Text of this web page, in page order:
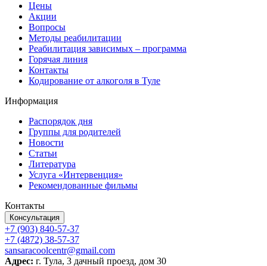
Цены
Акции
Вопросы
Методы реабилитации
Реабилитация зависимых – программа
Горячая линия
Контакты
Кодирование от алкоголя в Туле
Информация
Распорядок дня
Группы для родителей
Новости
Статьи
Литература
Услуга «Интервенция»
Рекомендованные фильмы
Контакты
Консультация
+7 (903) 840-57-37
+7 (4872) 38-57-37
sansaracoolcentr@gmail.com
Адрес: г. Тула, 3 дачный проезд, дом 30